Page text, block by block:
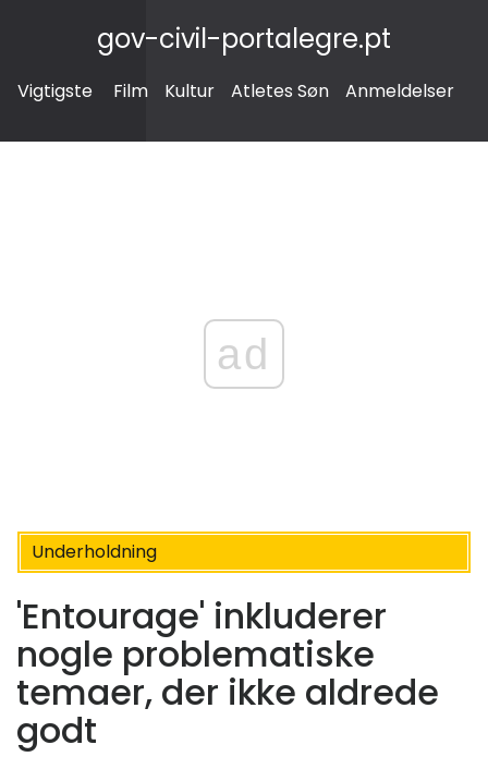
gov-civil-portalegre.pt
Vigtigste Film Kultur Atletes Søn Anmeldelser
ad
Underholdning
'Entourage' inkluderer
nogle problematiske
temaer, der ikke aldrede
godt